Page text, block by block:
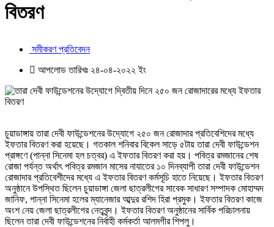
বিতরণ
সমীকরণ প্রতিবেদন
আপলোড তারিখঃ ২৪-০৪-২০২২ ইং
চুয়াডাঙ্গায় তারা দেবী ফাউন্ডেশনের উদ্যোগে ২৫০ জন রোজাদার প্রতিবেশিদের মধ্যে
ইফতার বিতরণ করা হয়েছে। গতকাল শনিবার বিকেল সাড়ে ৫টায় তারা দেবী ফাউন্ডেশন
প্রাঙ্গণে (পান্না সিনেমা হল চত্বর) এ ইফতার বিতরণ করা হয়। পবিত্র রমজানের শেষ
রোজা পর্যন্ত অর্থাৎ পবিত্র রমজান মাসের নাযাতের ১০ দিনব্যাপী তারা দেবী ফাউন্ডেশন
রোজাদার প্রতিবেশীদের মধ্যে এ ইফতার বিতরণ কর্মসূচি হাতে নিয়েছে। ইফতার বিতরণ
অনুষ্ঠানে উপস্থিত ছিলেন চুয়াডাঙ্গা জেলা ছাত্রলীগের সাবেক সাধারণ সম্পাদক মোহাম্মদ
জানিফ, পান্না সিনেমা হলের ম্যানেজার আব্দুর রশিদ হিরা প্রমুক। ইফতার বিতরণ কাজে
অংশ নেয় জেলা ছাত্রলীগের নেতৃবৃন্দ। ইফতার বিতরণ অনুষ্ঠানের সার্বিক পরিচালনায়
ছিলেন তারা দেবী ফাউন্ডেশনের নির্বাহী কর্মকর্তা আলমগীর শিপলু।